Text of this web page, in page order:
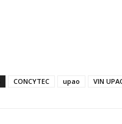
CONCYTEC upao VIN